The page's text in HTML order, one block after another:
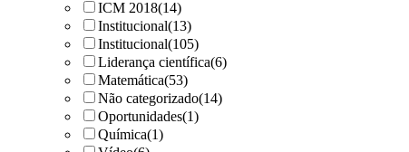
ICM 2018(14)
Institucional(13)
Institucional(105)
Liderança científica(6)
Matemática(53)
Não categorizado(14)
Oportunidades(1)
Química(1)